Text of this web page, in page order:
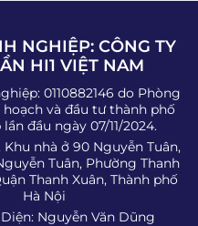
NGHIỆP: CÔNG TY
HI1 VIỆT NAM
0110882146 do Phòng
và đầu tư thành phố
đầu ngày 07/11/2024.
Khu nhà ở 90 Nguyễn Tuân,
Tuân, Phường Thanh
Thanh Xuân, Thành phố
Hà Nội
Nguyễn Văn Dũng